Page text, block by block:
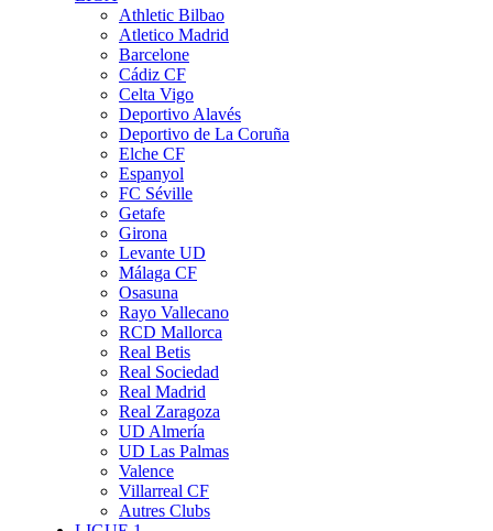
Athletic Bilbao
Atletico Madrid
Barcelone
Cádiz CF
Celta Vigo
Deportivo Alavés
Deportivo de La Coruña
Elche CF
Espanyol
FC Séville
Getafe
Girona
Levante UD
Málaga CF
Osasuna
Rayo Vallecano
RCD Mallorca
Real Betis
Real Sociedad
Real Madrid
Real Zaragoza
UD Almería
UD Las Palmas
Valence
Villarreal CF
Autres Clubs